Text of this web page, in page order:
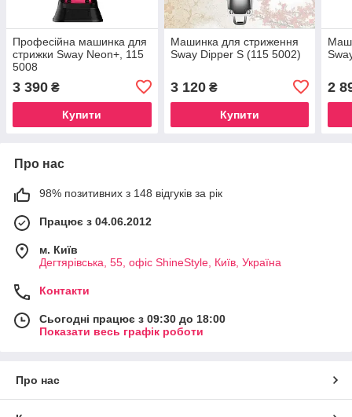
Професійна машинка для
стрижки Sway Neon+, 115
5008
3 390 ₴
Купити
Машинка для стриження
Sway Dipper S (115 5002)
3 120₴
Купити
2
Про нас
98% позитивних з 148 відгуків за рік
Працює з 04.06.2012
м. Київ
Дегтярівська, 55, офіc ShineStyle, Київ, Україна
Контакти
Сьогодні працює з 09:30 до 18:00
Показати весь графік роботи
Про нас